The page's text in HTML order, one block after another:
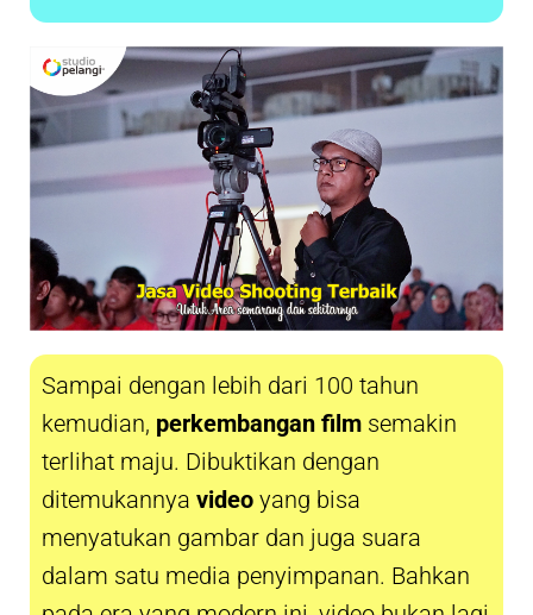
Sampai dengan lebih dari 100 tahun
kemudian, perkembangan film semakin
terlihat maju. Dibuktikan dengan
ditemukannya video yang bisa
menyatukan gambar dan juga suara
dalam satu media penyimpanan. Bahkan